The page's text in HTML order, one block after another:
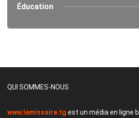
Éducation
QUI SOMMES-NOUS
www.lemissaire.tg est un média en ligne